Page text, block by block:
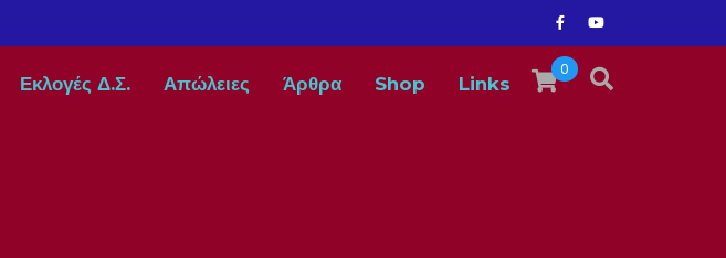
0
Εκλογές Δ.Σ. Απώλειες Άρθρα Shop Links